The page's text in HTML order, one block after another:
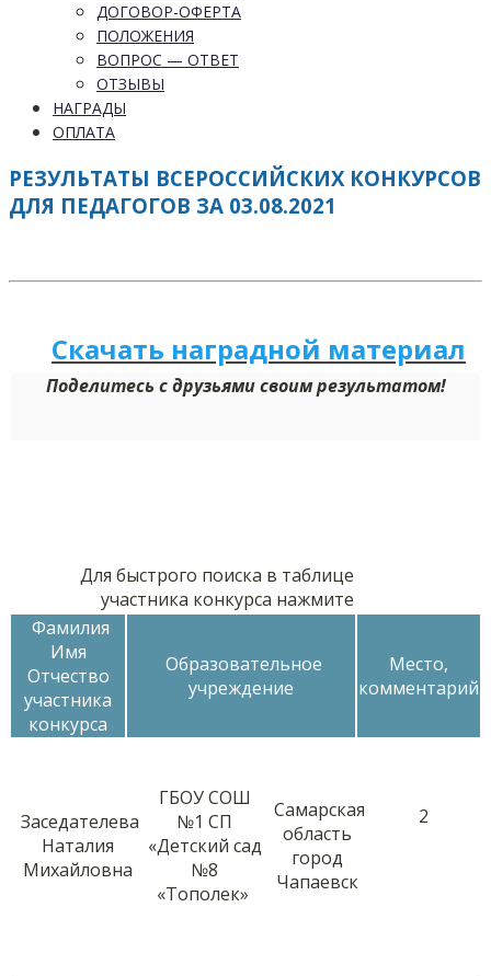
ДОГОВОР-ОФЕРТА
ПОЛОЖЕНИЯ
ВОПРОС — ОТВЕТ
ОТЗЫВЫ
НАГРАДЫ
ОПЛАТА
РЕЗУЛЬТАТЫ ВСЕРОССИЙСКИХ КОНКУРСОВ
ДЛЯ ПЕДАГОГОВ ЗА 03.08.2021
Скачать наградной материал
Поделитесь с друзьями своим результатом!
Для быстрого поиска в таблице
участника конкурса нажмите
Фамилия
Имя
Отчество
участника
конкурса
Образовательное
учреждение
Место,
комментарий
Заседателева
Наталия
Михайловна
ГБОУ СОШ
№1 СП
«Детский сад
№8
«Тополек»
Самарская
область
город
Чапаевск
2